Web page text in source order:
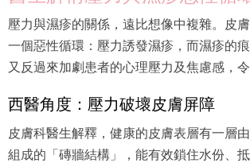
壓力與濕疹的關係，遠比想像中複雜。皮
一個惡性循環：壓力誘發濕疹，而濕疹的
又反過來加劇患者的心理壓力及焦慮感，令
西醫角度：壓力破壞皮膚屏障
皮膚科醫生解釋，健康的皮膚表層有一層
組成的「磚牆結構」，能有效鎖住水份、